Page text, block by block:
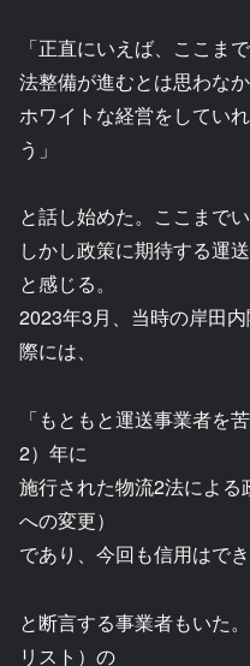
「正直にいえば、ここま
法整備が進むとは思わな
ホワイトな経営をしてい
う」
と話し始めた。ここまで
しかし政策に期待する運
と感じる。
2023年3月、当時の岸田
際には、
「もともと運送事業者を
2）年に
施行された物流2法によ
への変更）
であり、今回も信用はでき
と断言する事業者もいた
リスト）の